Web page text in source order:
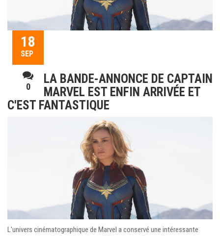
18
SEP
0
LA BANDE-ANNONCE DE CAPTAIN
MARVEL EST ENFIN ARRIVÉE ET
C'EST FANTASTIQUE
L'univers cinématographique de Marvel a conservé une intéressante